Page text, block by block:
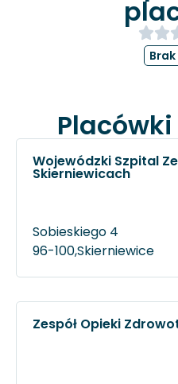
Wojewódzki Szpital
Skierniewicach
Sobieskiego 4
96-100,Skierniewice
Zespół Opieki